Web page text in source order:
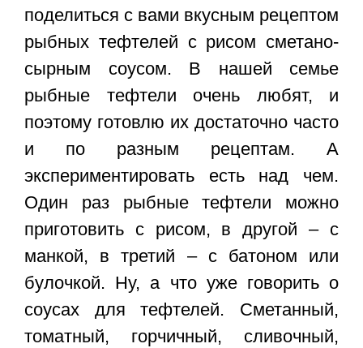
поделиться с вами вкусным рецептом
рыбных тефтелей с рисом сметано-
сырным соусом. В нашей семье
рыбные тефтели очень любят, и
поэтому готовлю их достаточно часто
и по разным рецептам. А
экспериментировать есть над чем.
Один раз рыбные тефтели можно
приготовить с рисом, в другой – с
манкой, в третий – с батоном или
булочкой. Ну, а что уже говорить о
соусах для тефтелей. Сметанный,
томатный, горчичный, сливочный,